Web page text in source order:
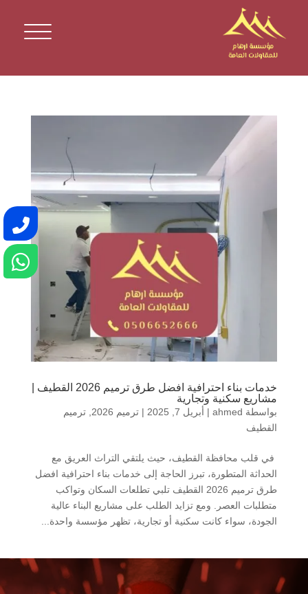
خدمات بناء احترافية افضل طرق ترميم 2026 القطيف |
مشاريع سكنية وتجارية
بواسطة ahmed
| أبريل 7, 2025 | ترميم 2026 , ترميم
القطيف
في قلب محافظة القطيف، حيث يلتقي التراث العريق مع
الحداثة المتطورة، تبرز الحاجة إلى خدمات بناء احترافية افضل
طرق ترميم 2026 القطيف تلبي تطلعات السكان وتواكب
متطلبات العصر. ومع تزايد الطلب على مشاريع البناء عالية
الجودة، سواء كانت سكنية أو تجارية، تظهر مؤسسة واحدة...